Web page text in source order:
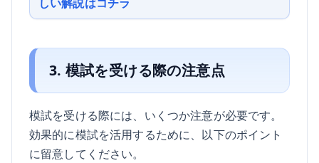
3. 模試を受ける際の注意点
模試を受ける際には、いくつか注意が必要です。
効果的に模試を活用するために、以下のポイント
に留意してください。